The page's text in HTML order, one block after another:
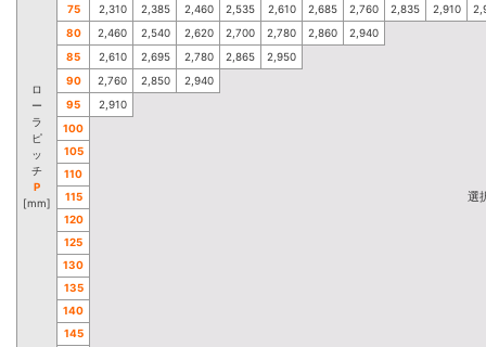
ロ
ー
ラ
ピ
ッ
チ
P
[mm]
75
2,310 2,385 2,460 2,535 2,610 2,685 2,760 2,835 2,910
80
2,460 2,540 2,620 2,700 2,780 2,860
2,940
85
2,610 2,695 2,780 2,865
2,950
90
2,760 2,850
2,940
95
2,910
100
105
110
115
選
120
125
130
135
140
145